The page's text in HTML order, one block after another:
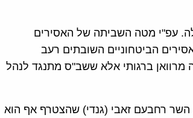
עפ"י מטה השביתה של האסירים
הביטחוניים השובתים רעב
ברגותי אלא ששב"ס מתנגד לנהל
רחבעם זאבי (גנדי) שהצטרף אף הוא